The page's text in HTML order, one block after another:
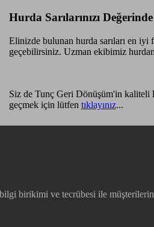
Hurda Sarılarınızı
Elinizde bulunan hurda sarıları en
geçebilirsiniz. Uzman ekibimiz
Siz de Tunç Geri Dönüşüm'in kaliteli
geçmek için lütfen tıklayınız...
birikimi ve tecrübesi ile